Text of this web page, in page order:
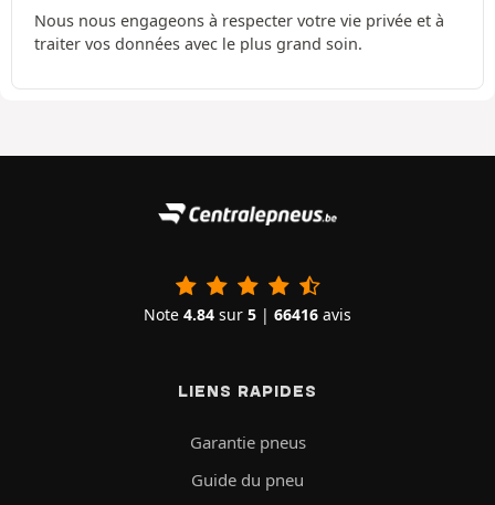
Nous nous engageons à respecter votre vie privée et à
traiter vos données avec le plus grand soin.
Note 4.84 sur 5 | 66416 avis
LIENS RAPIDES
Garantie pneus
Guide du pneu